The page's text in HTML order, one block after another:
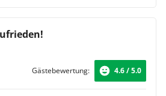
Gästebewertung: 4.6 / 5.0